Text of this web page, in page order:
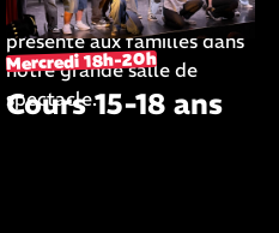
création d’un spectacle
présenté aux familles dans
notre grande salle de
spectacle.
Mercredi 18h-20h
Cours 15-18 ans